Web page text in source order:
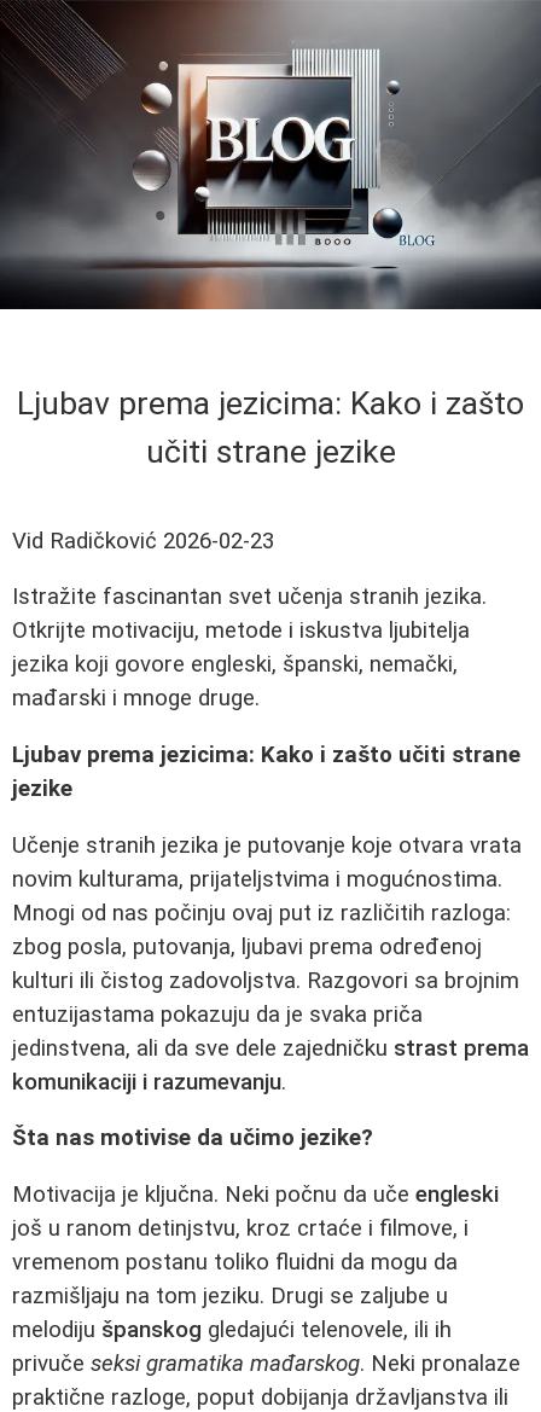
Ljubav prema jezicima: Kako i zašto
učiti strane jezike
Vid Radičković 2026-02-23
Istražite fascinantan svet učenja stranih jezika.
Otkrijte motivaciju, metode i iskustva ljubitelja
jezika koji govore engleski, španski, nemački,
mađarski i mnoge druge.
Ljubav prema jezicima: Kako i zašto učiti strane
jezike
Učenje stranih jezika je putovanje koje otvara vrata
novim kulturama, prijateljstvima i mogućnostima.
Mnogi od nas počinju ovaj put iz različitih razloga:
zbog posla, putovanja, ljubavi prema određenoj
kulturi ili čistog zadovoljstva. Razgovori sa brojnim
entuzijastama pokazuju da je svaka priča
jedinstvena, ali da sve dele zajedničku strast prema
komunikaciji i razumevanju.
Šta nas motivise da učimo jezike?
Motivacija je ključna. Neki počnu da uče engleski
još u ranom detinjstvu, kroz crtaće i filmove, i
vremenom postanu toliko fluidni da mogu da
razmišljaju na tom jeziku. Drugi se zaljube u
melodiju španskog gledajući telenovele, ili ih
privuče seksi gramatika mađarskog. Neki pronalaze
praktične razloge, poput dobijanja državljanstva ili